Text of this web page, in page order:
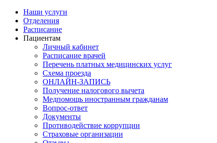
Наши услуги
Отделения
Расписание
Пациентам
Личный кабинет
Расписание врачей
Перечень платных медицинских услуг
Схема проезда
ОНЛАЙН-ЗАПИСЬ
Получение налогового вычета
Медпомощь иностранным гражданам
Вопрос-ответ
Документы
Противодействие коррупции
Страховые организации